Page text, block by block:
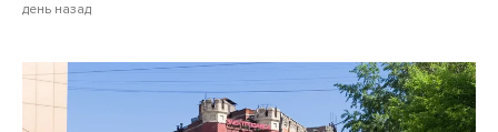
день назад